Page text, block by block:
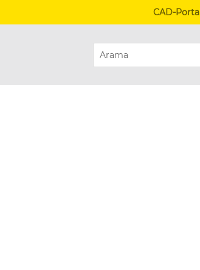
CAD-